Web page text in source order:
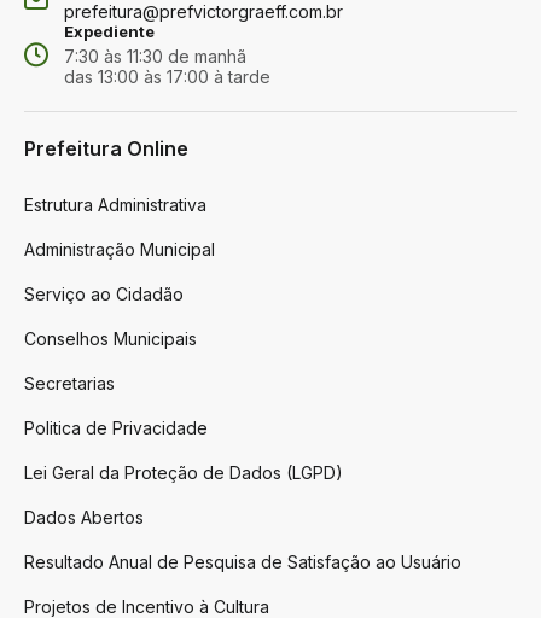
prefeitura@prefvictorgraeff.com.br
Expediente
7:30 às 11:30 de manhã
das 13:00 às 17:00 à tarde
Prefeitura Online
Estrutura Administrativa
Administração Municipal
Serviço ao Cidadão
Conselhos Municipais
Secretarias
Politica de Privacidade
Lei Geral da Proteção de Dados (LGPD)
Dados Abertos
Resultado Anual de Pesquisa de Satisfação ao Usuário
Projetos de Incentivo à Cultura